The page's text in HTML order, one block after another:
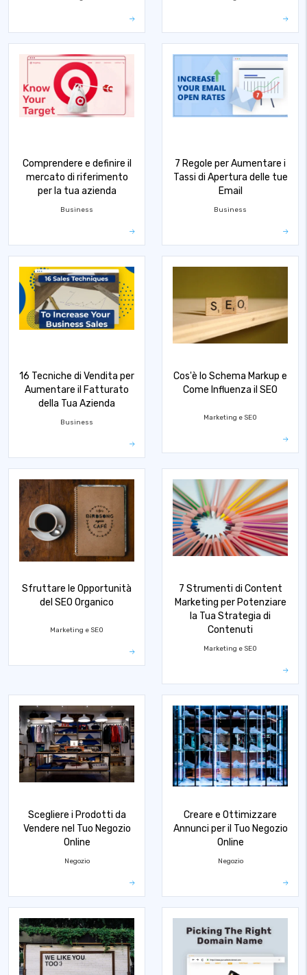
Comprendere e definire il
mercato di riferimento
per la tua azienda
Business
7 Regole per Aumentare i
Tassi di Apertura delle tue
Email
Business
16 Tecniche di Vendita per
Aumentare il Fatturato
della Tua Azienda
Business
Cos'è lo Schema Markup e
Come Influenza il SEO
Marketing e SEO
Sfruttare le Opportunità
del SEO Organico
Marketing e SEO
7 Strumenti di Content
Marketing per Potenziare
la Tua Strategia di
Contenuti
Marketing e SEO
Scegliere i Prodotti da
Vendere nel Tuo Negozio
Online
Negozio
Creare e Ottimizzare
Annunci per il Tuo Negozio
Online
Negozio